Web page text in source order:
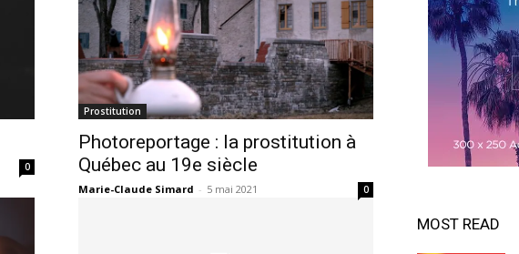
0
Prostitution
Photoreportage : la prostitution à
Québec au 19e siècle
Marie-Claude Simard - 5 mai 2021 0
MOST READ